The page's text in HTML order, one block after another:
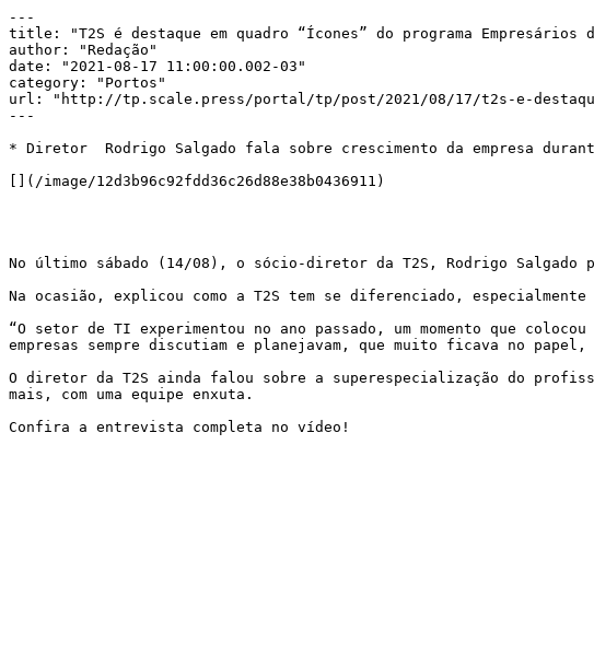
---
title: "T2S é destaque em quadro “Ícones” do programa Empresários
author: "Redação"
date: "2021-08-17 11:00:00.002-03"
category: "Portos"
url: "http://tp.scale.press/portal/tp/post/2021/08/17/t2s-e-destaque-
---
* Diretor  Rodrigo Salgado fala sobre crescimento da empresa
[](/image/12d3b96c92fdd36c26d88e38b0436911)
No último sábado (14/08), o sócio-diretor da T2S, Rodrigo Salgado
Na ocasião, explicou como a T2S tem se diferenciado,
“O setor de TI experimentou no ano passado, um momento que
empresas sempre discutiam e planejavam, que muito ficava no
O diretor da T2S ainda falou sobre a superespecialização do
mais, com uma equipe enxuta.
Confira a entrevista completa no vídeo!